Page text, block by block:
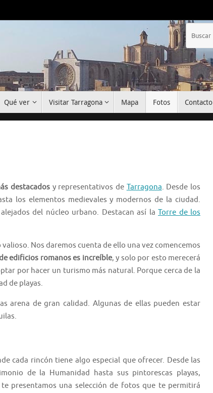
Qué ver Visitar Tarragona Mapa Fotos Contacto
destacadosy representativos de Tarragona. Desde los
los elementos medievales y modernos de la ciudad.
del núcleo urbano. Destacan así la Torre de los
Nos daremos cuenta de ello una vez comencemos
edificios romanos es increíble, y solo por esto merecerá
por hacer un turismo más natural. Porque cerca de la
de playas.
arena de gran calidad. Algunas de ellas pueden estar
cada rincón tiene algo especial que ofrecer. Desde las
de la Humanidad hasta sus pintorescas playas,
presentamos una selección de fotos que te permitirá